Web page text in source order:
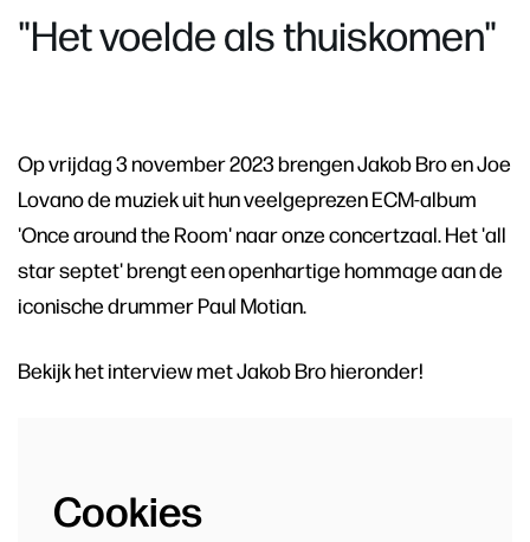
"Het voelde als thuiskomen"
Op vrijdag 3 november 2023 brengen Jakob Bro en Joe
Lovano de muziek uit hun veelgeprezen ECM-album
'Once around the Room' naar onze concertzaal. Het 'all
star septet' brengt een openhartige hommage aan de
iconische drummer Paul Motian.
Bekijk het interview met Jakob Bro hieronder!
Cookies